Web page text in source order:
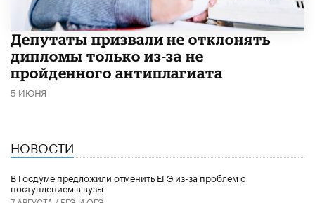
Депутаты призвали не отклонять
дипломы только из-за не
пройденного антиплагиата
5 ИЮНЯ
НОВОСТИ
В Госдуме предложили отменить ЕГЭ из-за проблем с
поступлением в вузы